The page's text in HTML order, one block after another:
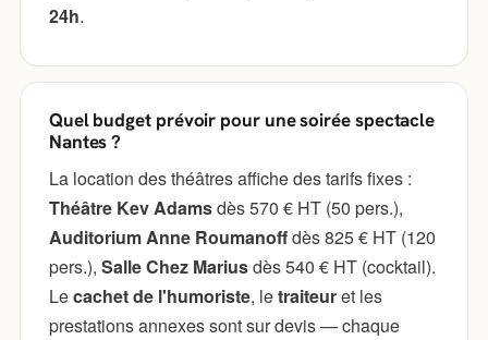
24h.
Quel budget prévoir pour une soirée spectacle
Nantes ?
La location des théâtres affiche des tarifs fixes :
Théâtre Kev Adamsdès 570 € HT (50 pers.),
Auditorium Anne Roumanoffdès 825 € HT (120
pers.), Salle Chez Mariusdès 540 € HT (cocktail).
Lecachet de l'humoriste, letraiteuret les
prestations annexes sont sur devis — chaque